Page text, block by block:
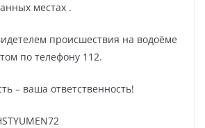
местах .
происшествия на водоёме
по телефону 112.
– ваша ответственность!